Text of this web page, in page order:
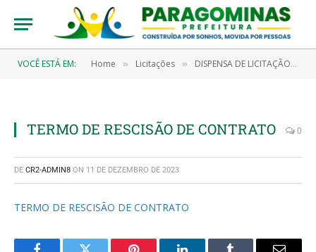
VOCÊ ESTÁ EM: Home » Licitações » DISPENSA DE LICITAÇÃO N° 7/2022-00060 (CONTRATAÇÃO DIRETA ATRAVÉS DE DISPENSA DE LICITAÇÃO DE SERVIÇOS REMANESCENTES DO PROCESSO LICITATÓRIO PREGÃO PRESENCIAL N° 9/2017-00019 REFERENTE AO TRANSPORTE ESCOLAR PARA ALUNOS RESIDENTES NAS ZONAS URBANA E RURAL DO MUNICÍPIO DE PARAGOMINAS)
TERMO DE RESCISÃO DE CONTRATO 0
DE CR2-ADMIN8 ON 11 DE DEZEMBRO DE 2023
TERMO DE RESCISÃO DE CONTRATO